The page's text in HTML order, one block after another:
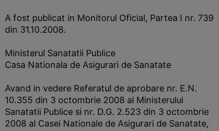
A fost publicat in Monitorul Oficial, Partea I nr. 739
din 31.10.2008.
Ministerul Sanatatii Publice
Casa Nationala de Asigurari de Sanatate
Avand in vedere Referatul de aprobare nr. E.N.
10.355 din 3 octombrie 2008 al Ministerului
Sanatatii Publice si nr. D.G. 2.523 din 3 octombrie
2008 al Casei Nationale de Asigurari de Sanatate,